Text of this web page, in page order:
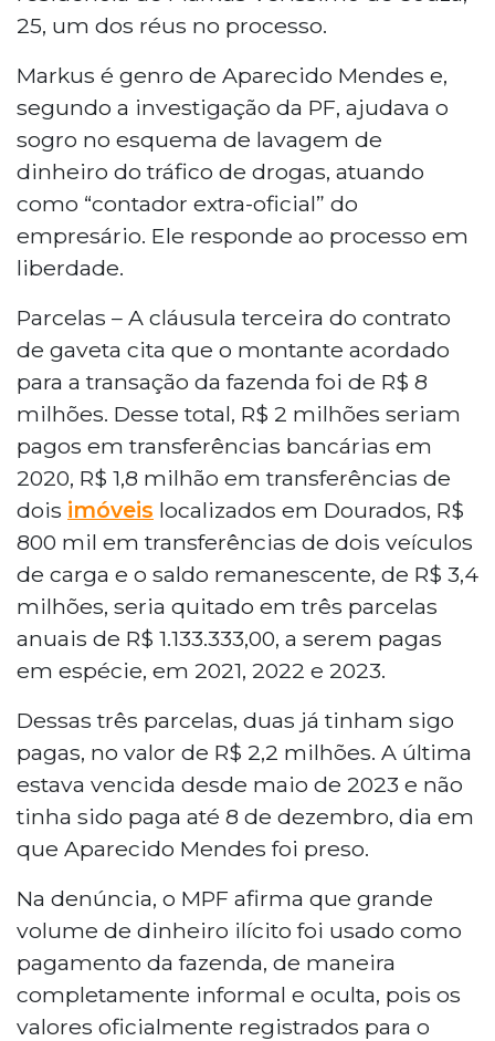
25, um dos réus no processo.
Markus é genro de Aparecido Mendes e,
segundo a investigação da PF, ajudava o
sogro no esquema de lavagem de
dinheiro do tráfico de drogas, atuando
como “contador extra-oficial” do
empresário. Ele responde ao processo em
liberdade.
Parcelas – A cláusula terceira do contrato
de gaveta cita que o montante acordado
para a transação da fazenda foi de R$ 8
milhões. Desse total, R$ 2 milhões seriam
pagos em transferências bancárias em
2020, R$ 1,8 milhão em transferências de
dois imóveis localizados em Dourados, R$
800 mil em transferências de dois veículos
de carga e o saldo remanescente, de R$ 3,4
milhões, seria quitado em três parcelas
anuais de R$ 1.133.333,00, a serem pagas
em espécie, em 2021, 2022 e 2023.
Dessas três parcelas, duas já tinham sigo
pagas, no valor de R$ 2,2 milhões. A última
estava vencida desde maio de 2023 e não
tinha sido paga até 8 de dezembro, dia em
que Aparecido Mendes foi preso.
Na denúncia, o MPF afirma que grande
volume de dinheiro ilícito foi usado como
pagamento da fazenda, de maneira
completamente informal e oculta, pois os
valores oficialmente registrados para o